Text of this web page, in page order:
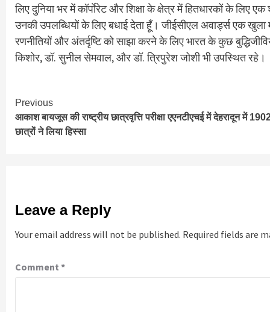
लिए दुनिया भर में कॉर्पाेरेट और शिक्षा के क्षेत्र में हितधारकों के
उनकी उपलब्धियों के लिए बधाई देता हूँ। जीईसीएल अवार्ड्स एक खुला
रणनीतियों और अंतर्दृष्टि को साझा करने के लिए भारत के कुछ
किशोर, डॉ. सुनील सेमवाल, और डॉ. त्रिपुरेश जोशी भी उपस्थित रहे।
Continue
Reading
Previous
आकाश बायजूस की राष्ट्रीय छात्रवृत्ति परीक्षा एएनटीएचई में देहरादून में
छात्रों ने लिया हिस्सा
Leave a Reply
Your email address will not be published. Required fields are
Comment *